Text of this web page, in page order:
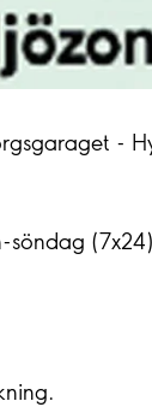
-
söndag